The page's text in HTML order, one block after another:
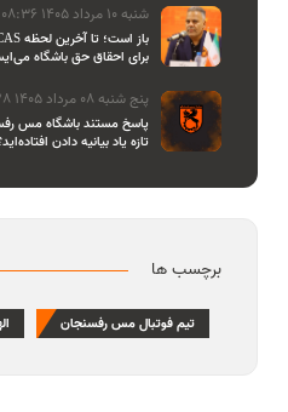
شنبه 10 مرداد 1405 08:36
برای احقاق حق باشگاه
پنج شنبه 08 مرداد 1405 20:28
پاسخ مستند باشگاه مس
تازه یاد بیانیه دادن
برچسب ها
تیم فوتبال مس رفسنجان